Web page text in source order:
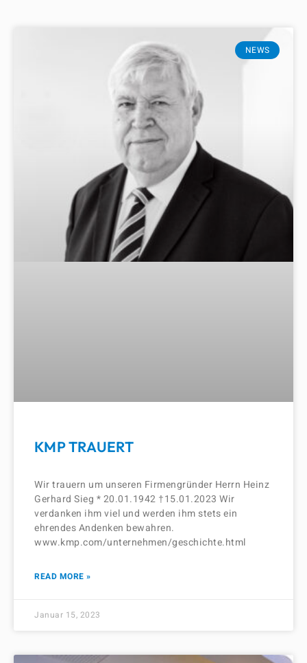
NEWS
KMP TRAUERT
Wir trauern um unseren Firmengründer Herrn Heinz
Gerhard Sieg * 20.01.1942 †15.01.2023 Wir
verdanken ihm viel und werden ihm stets ein
ehrendes Andenken bewahren.
www.kmp.com/unternehmen/geschichte.html
READ MORE »
Januar 15, 2023